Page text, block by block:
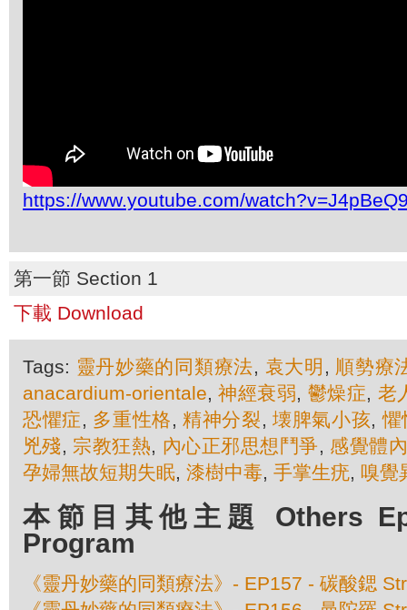
https://www.youtube.com/
第一節 Section 1
下載 Download
Tags: 靈丹妙藥的同類療法, 袁大明 , 順勢療
anacardium-orientale,神經衰弱, 鬱燥症, 老
恐懼症, 多重性格,精神分裂,壊脾氣小孩,懼
兇殘, 宗教狂熱, 內心正邪思想鬥爭, 感覺體
孕婦無故短期失眠, 漆樹中毒, 手掌生疣, 嗅覺
本節目其他主題 Others
Program
《靈丹妙藥的同類療法》- EP157 - 碳酸鍶